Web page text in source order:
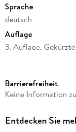
Sprache
deutsch
Auflage
3. Auflage,
Laufzeit
Altersempfehlung
Barrierefreiheit
Keine Information
Entdecken Sie